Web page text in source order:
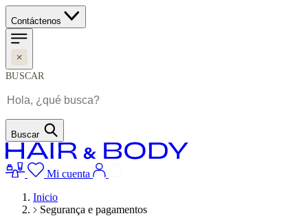
Contáctenos
BUSCAR
Buscar
Mi cuenta
Inicio
Segurança e pagamentos